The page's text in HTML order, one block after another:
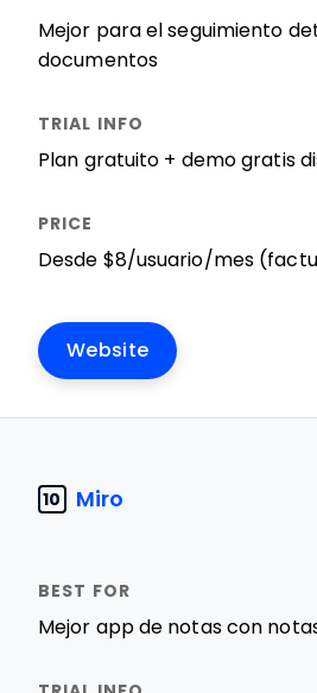
Mejor para el seguimiento
documentos
Plan gratuito + demo gratis
Desde $8/usuario/mes
Website
10 Miro
Mejor app de notas con